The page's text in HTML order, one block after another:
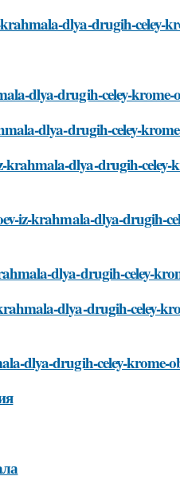
dlya-drugih-celey-
dlya-drugih-celey-krome-
dlya-drugih-celey-
krahmala-dlya-drugih-celey-
iz-krahmala-dlya-drugih-
dlya-drugih-celey-
dlya-drugih-celey-
dlya-drugih-celey-krome-